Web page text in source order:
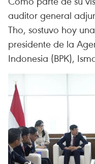
auditor general
Tho, sostuvo hoy
presidente de la
Indonesia (BPK),